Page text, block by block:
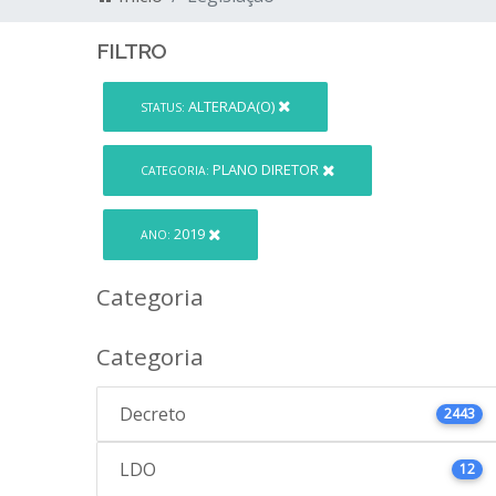
FILTRO
STATUS: ALTERADA(O)
CATEGORIA: PLANO DIRETOR
ANO: 2019
Categoria
Categoria
Decreto 2443
LDO 12